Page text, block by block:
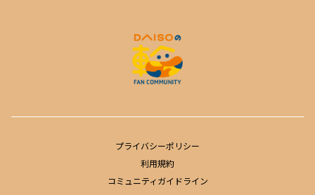
プライバシーポリシー
利用規約
コミュニティガイドライン